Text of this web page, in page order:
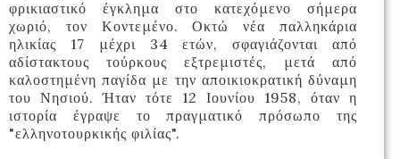
φρικιαστικό έγκλημα στο κατεχόμενο σήμερα
χωριό, τον Κοντεμένο. Οκτώ νέα παλληκάρια
ηλικίας 17 μέχρι 34 ετών, σφαγιάζονται από
αδίστακτους τούρκους εξτρεμιστές, μετά από
καλοστημένη παγίδα με την αποικιοκρατική δύναμη
του Νησιού. Ήταν τότε 12 Ιουνίου 1958, όταν η
ιστορία έγραψε το πραγματικό πρόσωπο της
"ελληνοτουρκικής φιλίας".